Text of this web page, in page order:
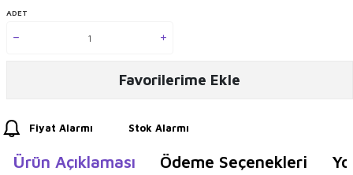
ADET
Favorilerime Ekle
Fiyat Alarmı Stok Alarmı
Ürün Açıklaması Ödeme Seçenekleri